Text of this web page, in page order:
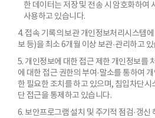
한 데이터는 저장 및 전송 시 암호화하여
사용하고 있습니다.
4. 접속 기록의 보관 개인정보처리시스템
보 등)을 최소 6개월 이상 보관·관리하고 있
5. 개인정보에 대한 접근 제한 개인정보를
에 대한 접근 권한의 부여·말소를 통하여
한 필요한 조치를 하고 있으며, 침입차단
단 접근을 통제하고 있습니다.
6. 보안프로그램 설치 및 주기적 점검·갱신